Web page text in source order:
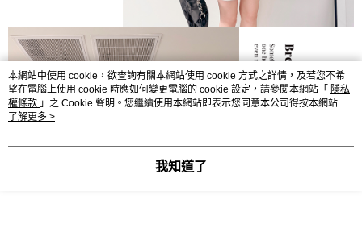
本網站中使用 cookie，欲查詢有關本網站使用 cookie 方式之詳情，及若您不希
望在電腦上使用 cookie 時應如何變更電腦的 cookie 設定，請參閱本網站「 隱私
權條款 」之 Cookie 聲明。您繼續使用本網站即表示您同意本公司得按本網站使
用條款之 Cookie 聲明使用 cookie。
了解更多 >
我知道了